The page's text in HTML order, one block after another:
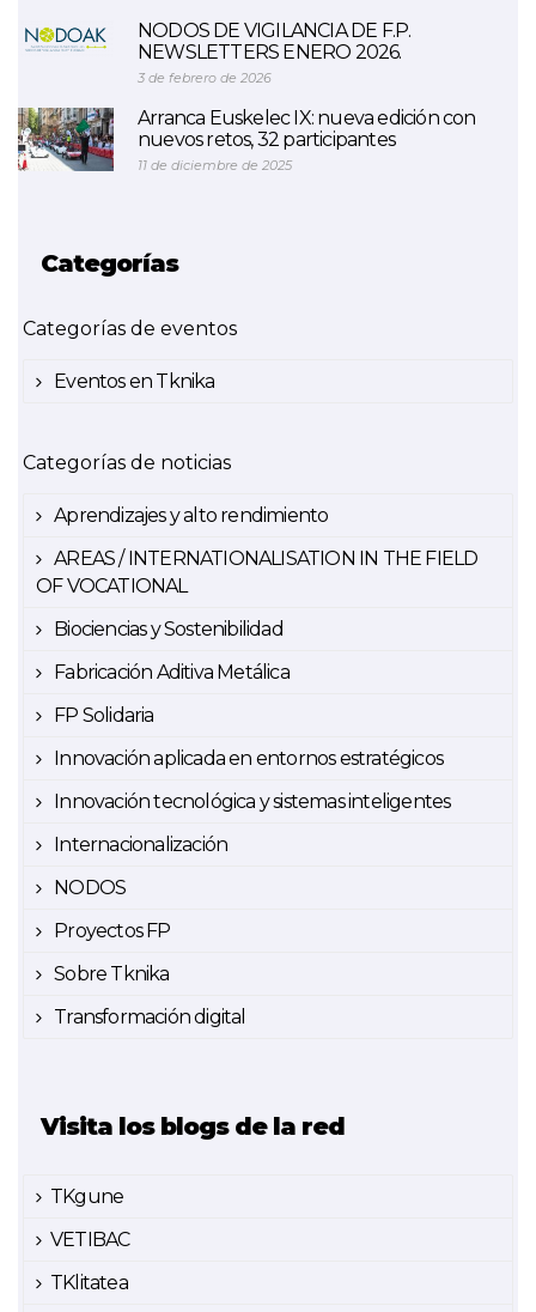
NODOS DE VIGILANCIA DE F.P.
NEWSLETTERS ENERO 2026.
3 de febrero de 2026
Arranca Euskelec IX: nueva edición con
nuevos retos, 32 participantes
11 de diciembre de 2025
Categorías
Categorías de eventos
Eventos en Tknika
Categorías de noticias
Aprendizajes y alto rendimiento
AREAS / INTERNATIONALISATION IN THE FIELD
OF VOCATIONAL
Biociencias y Sostenibilidad
Fabricación Aditiva Metálica
FP Solidaria
Innovación aplicada en entornos estratégicos
Innovación tecnológica y sistemas inteligentes
Internacionalización
NODOS
Proyectos FP
Sobre Tknika
Transformación digital
Visita los blogs de la red
TKgune
VETIBAC
TKlitatea